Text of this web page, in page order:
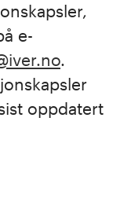
e-
.
oppdatert